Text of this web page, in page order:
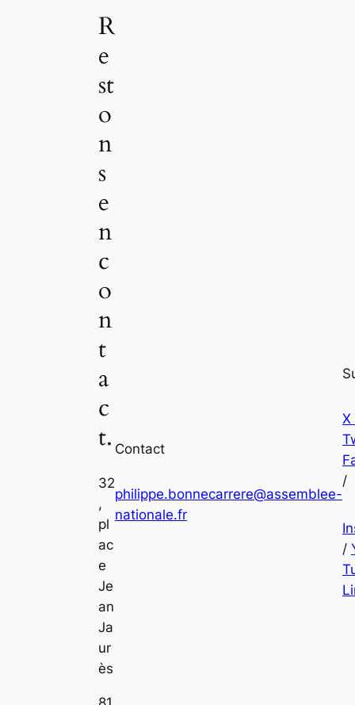
R
e
st
o
n
s
e
n
c
o
n
t
a
c
t.
32
,
pl
ac
e
Je
an
Ja
ur
ès
Contact
philippe.bonnecarrere@assemblee-
nationale.fr
X
/
/